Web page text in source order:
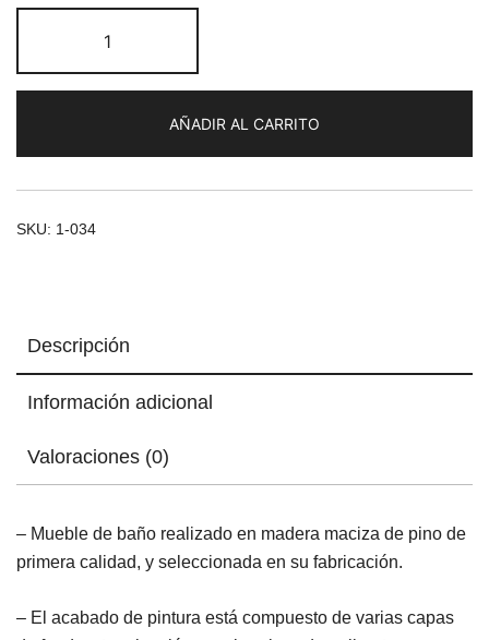
de
lavabo
90x58x81
AÑADIR AL CARRITO
SKU: 1-034
Descripción
Información adicional
Valoraciones (0)
– Mueble de baño realizado en madera maciza de pino de
primera calidad, y seleccionada en su fabricación.
– El acabado de pintura está compuesto de varias capas